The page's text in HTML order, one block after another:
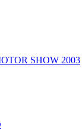
SHOW 2003